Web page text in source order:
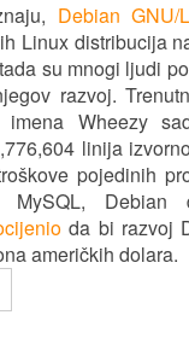
Debian GNU/
Linux distribucija
su mnogi ljudi
razvoj.
imena Wheezy
linija
pojedinih
Debian
da bi razvoj
američkih dolara.